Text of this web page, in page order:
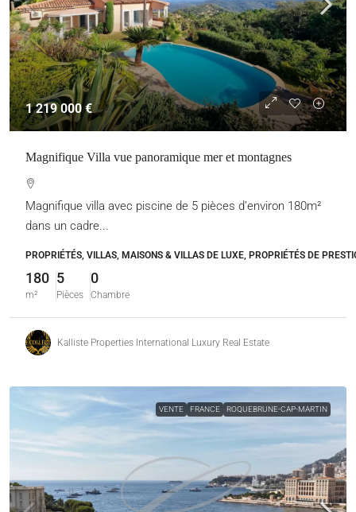
1 219 000 €
Magnifique Villa vue panoramique mer et montagnes
Magnifique villa avec piscine de 5 pièces d’environ 180m²
dans un cadre...
PROPRIÉTÉS, VILLAS, MAISONS & VILLAS DE LUXE, PROPRIÉTÉS DE
180
m²
5
Pièces
0
Chambre
Kalliste Properties International Luxury Real Estate
VENTE FRANCE ROQUEBRUNE-CAP-MARTIN